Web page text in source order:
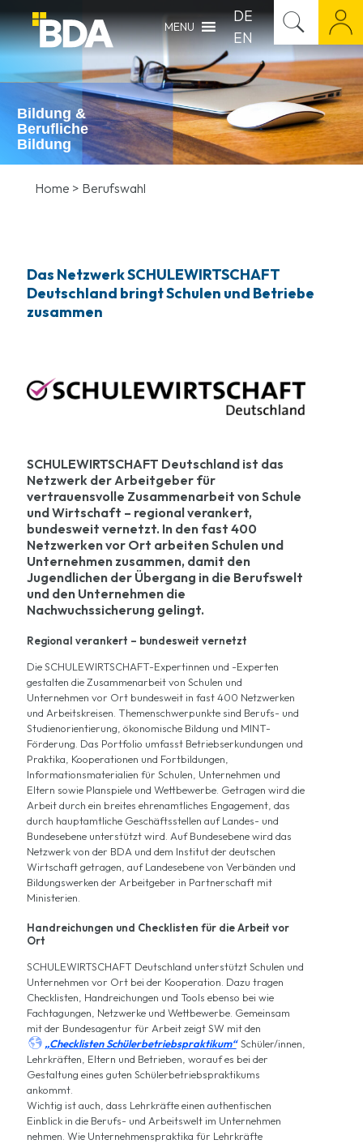
MENU
DE
EN
Bildung &
Berufliche
Bildung
Home > Berufswahl
Das Netzwerk SCHULEWIRTSCHAFT
Deutschland bringt Schulen und Betriebe
zusammen
SCHULEWIRTSCHAFT Deutschland ist das
Netzwerk der Arbeitgeber für
vertrauensvolle Zusammenarbeit von Schule
und Wirtschaft – regional verankert,
bundesweit vernetzt. In den fast 400
Netzwerken vor Ort arbeiten Schulen und
Unternehmen zusammen, damit den
Jugendlichen der Übergang in die Berufswelt
und den Unternehmen die
Nachwuchssicherung gelingt.
Regional verankert – bundesweit vernetzt
Die SCHULEWIRTSCHAFT-Expertinnen und -Experten
gestalten die Zusammenarbeit von Schulen und
Unternehmen vor Ort bundesweit in fast 400 Netzwerken
und Arbeitskreisen. Themenschwerpunkte sind Berufs- und
Studienorientierung, ökonomische Bildung und MINT-
Förderung. Das Portfolio umfasst Betriebserkundungen und
Praktika, Kooperationen und Fortbildungen,
Informationsmaterialien für Schulen, Unternehmen und
Eltern sowie Planspiele und Wettbewerbe. Getragen wird die
Arbeit durch ein breites ehrenamtliches Engagement, das
durch hauptamtliche Geschäftsstellen auf Landes- und
Bundesebene unterstützt wird. Auf Bundesebene wird das
Netzwerk von der BDA und dem Institut der deutschen
Wirtschaft getragen, auf Landesebene von Verbänden und
Bildungswerken der Arbeitgeber in Partnerschaft mit
Ministerien.
Handreichungen und Checklisten für die Arbeit vor
Ort
SCHULEWIRTSCHAFT Deutschland unterstützt Schulen und
Unternehmen vor Ort bei der Kooperation. Dazu tragen
Checklisten, Handreichungen und Tools ebenso bei wie
Fachtagungen, Netzwerke und Wettbewerbe. Gemeinsam
mit der Bundesagentur für Arbeit zeigt SW mit den
 „Checklisten Schülerbetriebspraktikum“Schüler/innen,
Lehrkräften, Eltern und Betrieben, worauf es bei der
Gestaltung eines guten Schülerbetriebspraktikums
ankommt.
Wichtig ist auch, dass Lehrkräfte einen authentischen
Einblick in die Berufs- und Arbeitswelt im Unternehmen
nehmen. Wie Unternehmenspraktika für Lehrkräfte